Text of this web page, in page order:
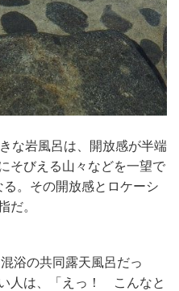
な岩風呂は、開放感が半端
そびえる山々などを一望で
。その開放感とロケーシ
だ。
浴の共同露天風呂だっ
人は、「えっ！ こんなと